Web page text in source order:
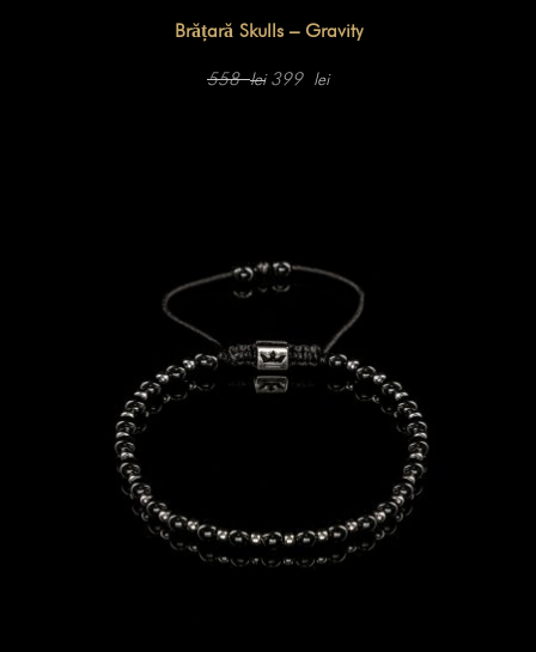
Brățară Skulls – Gravity
558lei inițial
399 leicurent